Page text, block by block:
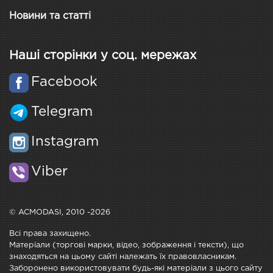
Новини та статті
Наші сторінки у соц. мережах
Facebook
Telegram
Instagram
Viber
© ACMODASI, 2010 -2026
Всі права захищено.
Матеріали (торгові марки, відео, зображення і тексти), що
знаходяться на цьому сайті належать їх правовласникам.
Заборонено використовувати будь-які матеріали з цього сайту